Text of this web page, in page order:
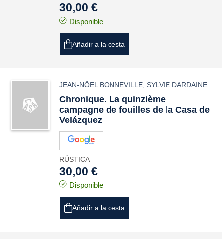
30,00 €
Disponible
Añadir a la cesta
JEAN-NÖEL BONNEVILLE SYLVIE DARDAINE
Chronique. La quinzième
campagne de fouilles de la Casa de
Velázquez
RÚSTICA
30,00 €
Disponible
Añadir a la cesta